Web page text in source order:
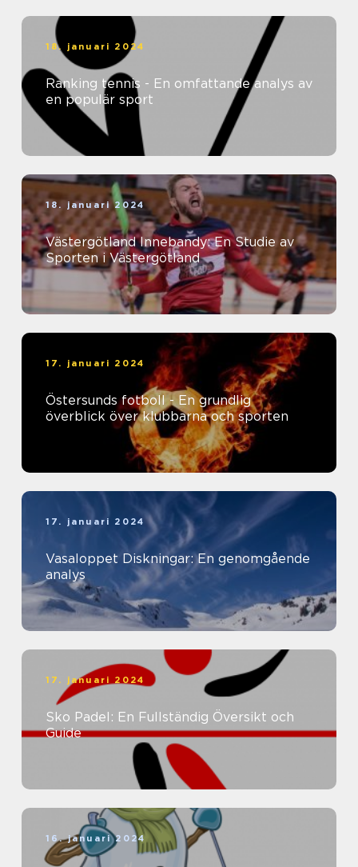
18. januari 2024
Ranking tennis - En omfattande analys av
en populär sport
18. januari 2024
Västergötland Innebandy: En Studie av
Sporten i Västergötland
17. januari 2024
Östersunds fotboll - En grundlig
överblick över klubbarna och sporten
17. januari 2024
Vasaloppet Diskningar: En genomgående
analys
17. januari 2024
Sko Padel: En Fullständig Översikt och
Guide
16. januari 2024